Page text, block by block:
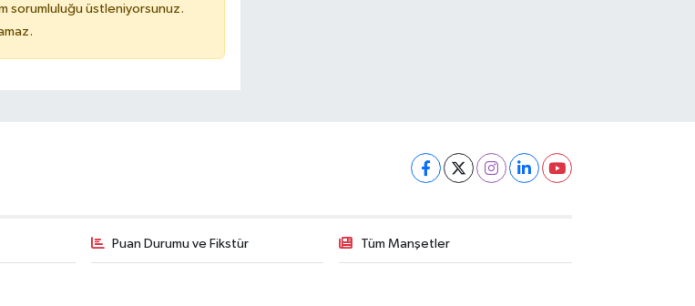
sorumluluğu üstleniyorsunuz.
Puan Durumu ve Fikstür Tüm Manşetler